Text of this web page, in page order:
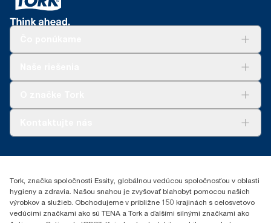
Essity Slovakia s.r.o.
049 12 Gemerská Hôrka
Tork, značka spoločnosti Essity, globálnou vedúcou spoločnosťou v oblasti
hygieny a zdravia. Našou snahou je zvyšovať blahobyt pomocou našich
výrobkov a služieb. Obchodujeme v približne 150 krajinách s celosvetovo
vedúcimi značkami ako sú TENA a Tork a ďalšími silnými značkami ako